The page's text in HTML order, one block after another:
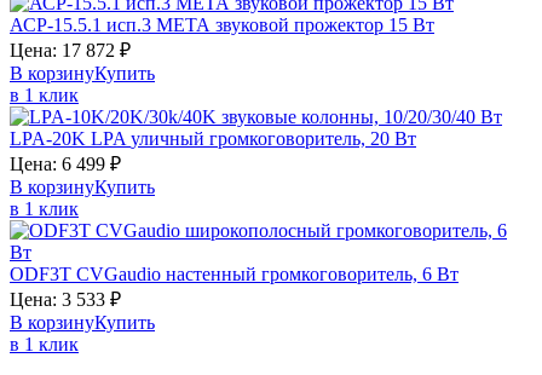
АСР-15.5.1 исп.3 МЕТА звуковой прожектор 15 Вт
Цена: 17 872 ₽
В корзинуКупить
в 1 клик
LPA-20K LPA уличный громкоговоритель, 20 Вт
Цена: 6 499 ₽
В корзинуКупить
в 1 клик
ODF3T CVGaudio настенный громкоговоритель, 6 Вт
Цена: 3 533 ₽
В корзинуКупить
в 1 клик